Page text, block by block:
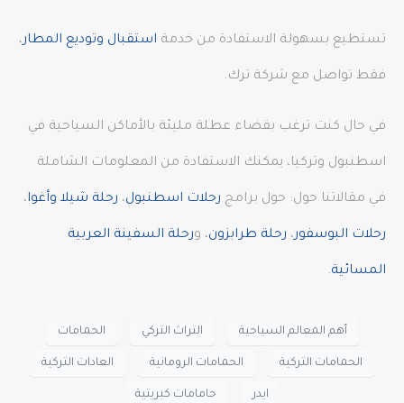
تستطيع بسهولة الاستفادة من خدمة استقبال وتوديع المطار،
فقط تواصل مع شركة ترك.
في حال كنت ترغب بقضاء عطلة مليئة بالأماكن السياحية في
اسطنبول وتركيا، يمكنك الاستفادة من المعلومات الشاملة
في مقالاتنا حول: حول برامج رحلات اسطنبول، رحلة شيلا وأغوا،
رحلات البوسفور، رحلة طرابزون، ورحلة السفينة العربية
المسائية.
أهم المعالم السياحية التراث التركي الحمامات
الحمامات التركية الحمامات الرومانية العادات التركية
ايدر حامامات كبريتية